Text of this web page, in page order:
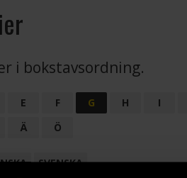
i bokstavsordning.
E F G H I
Ä Ö
SVENSKA